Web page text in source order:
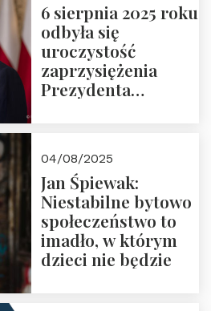
6 sierpnia 2025 roku
odbyła się
uroczystość
zaprzysiężenia
Prezydenta
Nawrockiego
04/08/2025
Jan Śpiewak:
Niestabilne bytowo
społeczeństwo to
imadło, w którym
dzieci nie będzie